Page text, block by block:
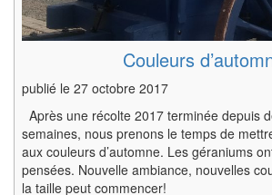
Couleurs
publié le27 octobre 2017
Après une récolte 2017 terminée depuis
semaines, nous prenons le temps de
aux couleurs d’automne. Les géraniums
pensées. Nouvelle ambiance, nouvelles
la taille peut commencer!